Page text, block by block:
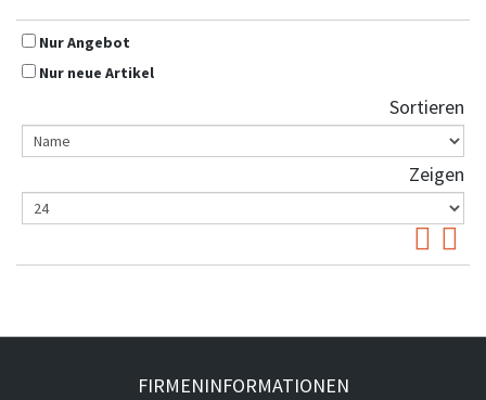
Nur Angebot
Nur neue Artikel
Sortieren
Zeigen
FIRMENINFORMATIONEN